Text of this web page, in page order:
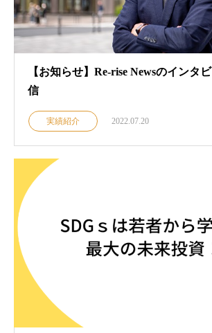
【お知らせ】Re-rise Newsのインタ
信
実績紹介 2022.07.20